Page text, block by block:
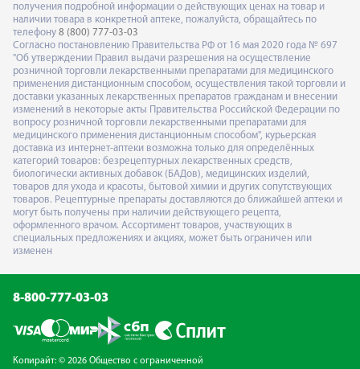
получения подробной информации о действующих ценах на товар и
наличии товара в конкретной аптеке, пожалуйста, обращайтесь по
телефону 8 (800) 777-03-03
Согласно постановлению Правительства РФ от 16 мая 2020 года № 697
"Об утверждении Правил выдачи разрешения на осуществление
розничной торговли лекарственными препаратами для медицинского
применения дистанционным способом, осуществления такой торговли и
доставки указанных лекарственных препаратов гражданам и внесении
изменений в некоторые акты Правительства Российской Федерации по
вопросу розничной торговли лекарственными препаратами для
медицинского применения дистанционным способом", курьерская
доставка из интернет-аптеки возможна только для определённых
категорий товаров: безрецептурных лекарственных средств,
биологически активных добавок (БАДов), медицинских изделий,
товаров для ухода и красоты, бытовой химии и других сопутствующих
товаров. Рецептурные препараты доставляются до ближайшей аптеки и
могут быть получены при наличии действующего рецепта,
оформленного врачом. Ассортимент товаров, участвующих в
специальных предложениях и акциях, может быть ограничен или
изменен
8-800-777-03-03
Копирайт: © 2026 Общество с ограниченной